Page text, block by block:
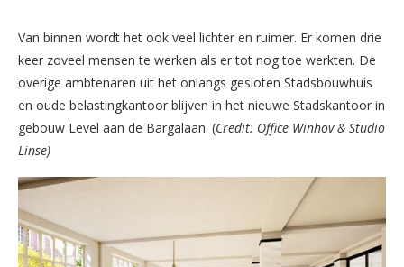
Van binnen wordt het ook veel lichter en ruimer. Er komen drie
keer zoveel mensen te werken als er tot nog toe werkten. De
overige ambtenaren uit het onlangs gesloten Stadsbouwhuis
en oude belastingkantoor blijven in het nieuwe Stadskantoor in
gebouw Level aan de Bargalaan. (Credit: Office Winhov & Studio
Linse)